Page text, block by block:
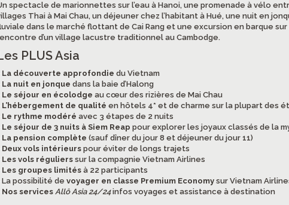
spectacle de marionnettes sur l’eau à Hanoi, une promenade à vélo
Thai à Mai Chau, un déjeuner chez l’habitant à Hué, une nuit en
dans le marché flottant de Cai Rang et une excursion en barque
d’un village lacustre traditionnel au Cambodge.
PLUS Asia
La découverte approfondie du Vietnam
La nuit en jonque dans la baie d’Halong
Le séjour en écolodge au cœur des rizières de Mai Chau
L’hébergement de qualité en hôtels 4* et de charme sur la plupart des
Le rythme modéré avec 3 étapes de 2 nuits
Le séjour de 3 nuits à Siem Reap pour explorer les joyaux classés de la
La pension complète (sauf dîner du jour 8 et déjeuner du jour 11)
Deux vols intérieurs pour éviter de longs trajets
Les vols régulierssur la compagnie Vietnam Airlines
Les groupes limitésà 22 participants
La possibilité de voyager en classe Premium Economysur Vietnam
Nos services Allô Asia 24/24infos voyages et assistance à destination